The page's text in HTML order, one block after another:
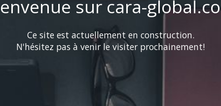
sur cara-
Ce site est actuellement en construction.
N'hésitez pas à venir le visiter prochainement!